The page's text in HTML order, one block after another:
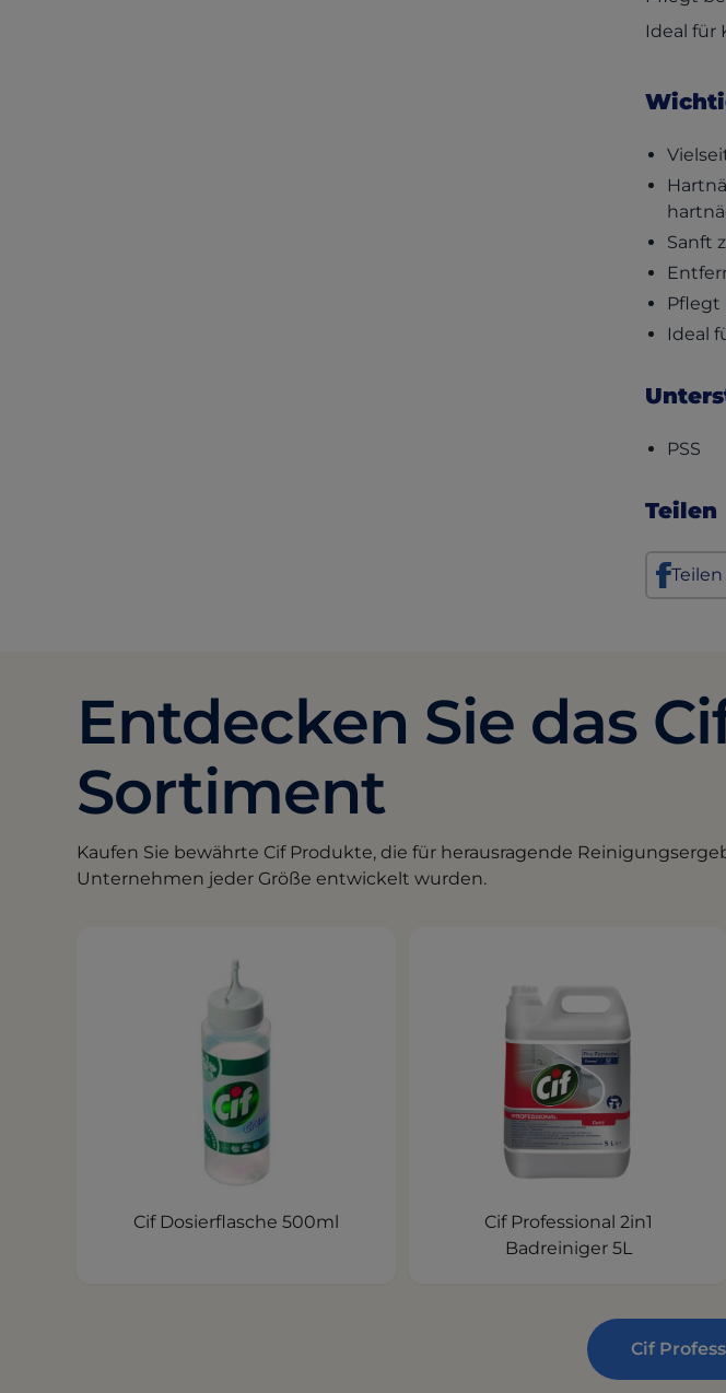
Ideal für
Sanft
Pflegt
Ideal
PSS
Teilen
Teilen
Entdecken Sie das
Sortiment
Kaufen Sie bewährte Cif Produkte, die für herausragende
Unternehmen jeder Größe entwickelt wurden.
Cif Dosierflasche 500ml
Cif Professional 2in1
Badreiniger 5L
Cif